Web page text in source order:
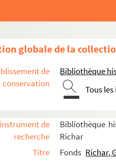
globale de la
de
conservation
Bibliothèque
Tous
de
recherche
Bibliothèque
Richar
Titre
Fonds Richar,
Festival d'Angers (1969)
chapeau de paille d'Italie (1969)
Le Carrosse du Saint-Sacrement
Baladin du monde occidental
Le Journal d'Anne Frank (1969)
La Cerisaie (1969)